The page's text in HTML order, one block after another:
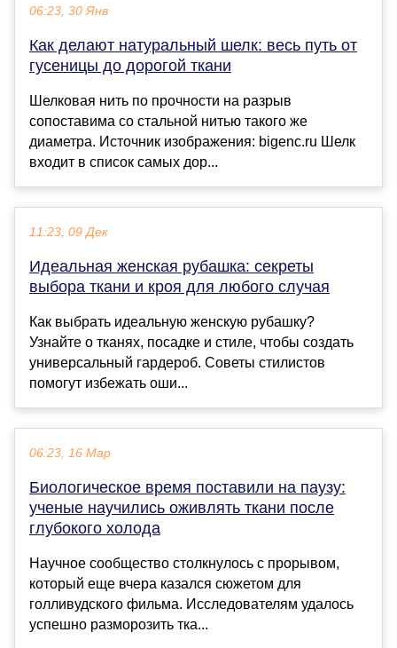
06:23, 30 Янв
Как делают натуральный шелк: весь путь от
гусеницы до дорогой ткани
Шелковая нить по прочности на разрыв
сопоставима со стальной нитью такого же
диаметра. Источник изображения: bigenc.ru Шелк
входит в список самых дор...
11:23, 09 Дек
Идеальная женская рубашка: секреты
выбора ткани и кроя для любого случая
Как выбрать идеальную женскую рубашку?
Узнайте о тканях, посадке и стиле, чтобы создать
универсальный гардероб. Советы стилистов
помогут избежать оши...
06:23, 16 Мар
Биологическое время поставили на паузу:
ученые научились оживлять ткани после
глубокого холода
Научное сообщество столкнулось с прорывом,
который еще вчера казался сюжетом для
голливудского фильма. Исследователям удалось
успешно разморозить тка...